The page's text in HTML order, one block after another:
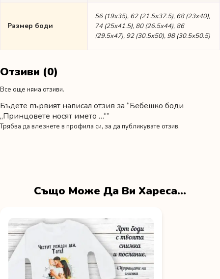
Размер боди
56 (19х35), 62 (21.5х37.5), 68 (23х40),
74 (25х41.5), 80 (26.5х44), 86
(29.5х47), 92 (30.5х50), 98 (30.5х50.5)
Отзиви (0)
Все още няма отзиви.
Бъдете първият написал отзив за “Бебешко боди
„Принцовете носят името …“”
Трябва да влезнете в профила си, за да публикувате отзив.
Също Може Да Ви Хареса…